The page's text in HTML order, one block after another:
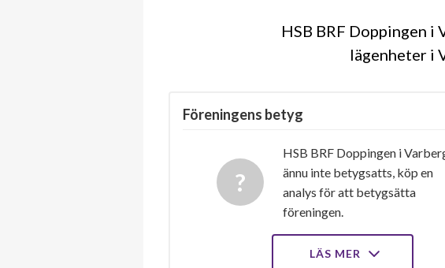
HSB BRF Doppingen
lägenheter i
Föreningens betyg
HSB BRF Doppingen i
ännu inte betygsatts, köp en
analys för att betygsätta
föreningen.
LÄS MER